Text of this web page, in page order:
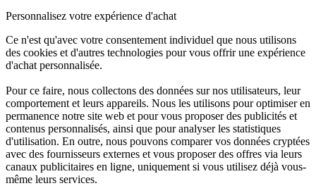
Personnalisez votre expérience d'achat
Ce n'est qu'avec votre consentement individuel que nous utilisons
des cookies et d'autres technologies pour vous offrir une expérience
d'achat personnalisée.
Pour ce faire, nous collectons des données sur nos utilisateurs, leur
comportement et leurs appareils. Nous les utilisons pour optimiser en
permanence notre site web et pour vous proposer des publicités et
contenus personnalisés, ainsi que pour analyser les statistiques
d'utilisation. En outre, nous pouvons comparer vos données cryptées
avec des fournisseurs externes et vous proposer des offres via leurs
canaux publicitaires en ligne, uniquement si vous utilisez déjà vous-
même leurs services.